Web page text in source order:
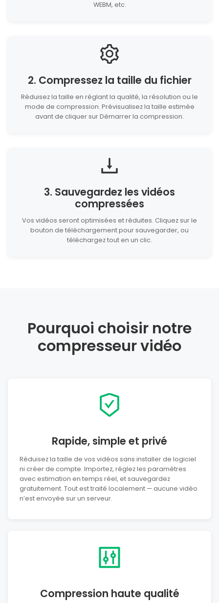
WEBM, etc.
2. Compressez la taille du fichier
Réduisez la taille en réglant la qualité, la résolution ou le
mode de compression. Prévisualisez la taille estimée
avant de cliquer sur Démarrer la compression.
3. Sauvegardez les vidéos
compressées
Vos vidéos seront optimisées et réduites. Cliquez sur le
bouton de téléchargement pour sauvegarder, ou
téléchargez tout en un clic.
Pourquoi choisir notre
compresseur vidéo
Rapide, simple et privé
Réduisez la taille de vos vidéos sans installer de logiciel
ni créer de compte. Importez, réglez les paramètres
avec estimation en temps réel, et sauvegardez
gratuitement. Tout est traité localement — aucune vidéo
n’est envoyée sur un serveur.
Compression haute qualité